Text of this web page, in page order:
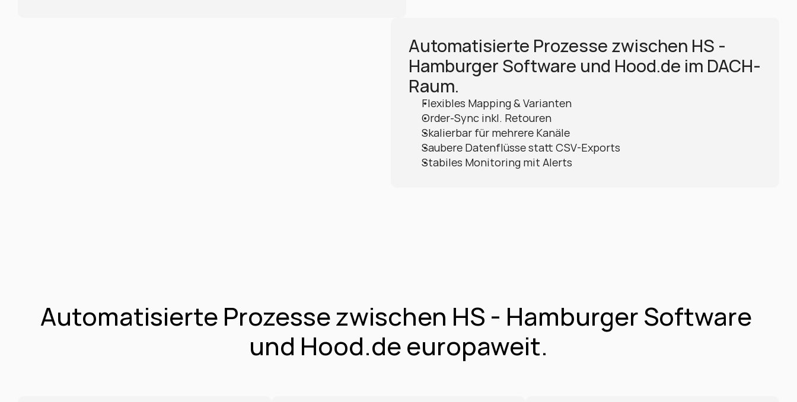
Automatisierte Prozesse zwischen HS -
Hamburger Software und Hood.de im DACH-
Raum.
Flexibles Mapping & Varianten
Order-Sync inkl. Retouren
Skalierbar für mehrere Kanäle
Saubere Datenflüsse statt CSV-Exports
Stabiles Monitoring mit Alerts
Automatisierte Prozesse zwischen HS - Hamburger Software
und Hood.de europaweit.